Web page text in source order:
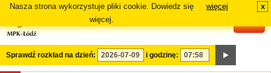
Nasza strona wykorzystuje pliki cookie. Dowiedz się
więcej.
więcej x
Sprawdź rozkład na dzień: i godzinę: